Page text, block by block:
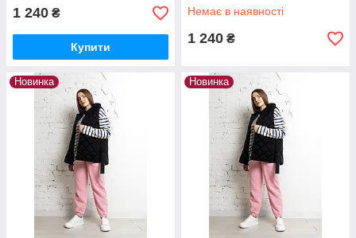
1 240 ₴
Купити
Немає в наявності
1 240 ₴
Новинка Новинка